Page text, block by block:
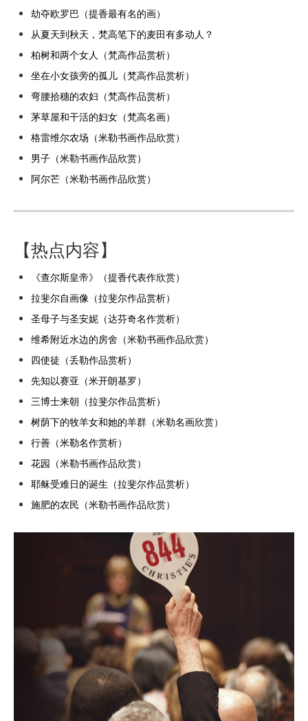
劫夺欧罗巴（提香最有名的画）
从夏天到秋天，梵高笔下的麦田有多动人？
柏树和两个女人（梵高作品赏析）
坐在小女孩旁的孤儿（梵高作品赏析）
弯腰拾穗的农妇（梵高作品赏析）
茅草屋和干活的妇女（梵高名画）
格雷维尔农场（米勒书画作品欣赏）
男子（米勒书画作品欣赏）
阿尔芒（米勒书画作品欣赏）
【热点内容】
《查尔斯皇帝》（提香代表作欣赏）
拉斐尔自画像（拉斐尔作品赏析）
圣母子与圣安妮（达芬奇名作赏析）
维希附近水边的房舍（米勒书画作品欣赏）
四使徒（丢勒作品赏析）
先知以赛亚（米开朗基罗）
三博士来朝（拉斐尔作品赏析）
树荫下的牧羊女和她的羊群（米勒名画欣赏）
行善（米勒名作赏析）
花园（米勒书画作品欣赏）
耶稣受难日的诞生（拉斐尔作品赏析）
施肥的农民（米勒书画作品欣赏）